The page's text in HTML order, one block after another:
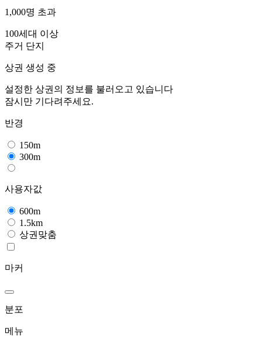
1,000명 초과
100세대 이상
주거 단지
상권 생성 중
설정한 상권의 정보를 불러오고 있습니다
잠시만 기다려주세요.
반경
150m
300m
사용자값
600m
1.5km
상권맞춤
마커
분포
메뉴